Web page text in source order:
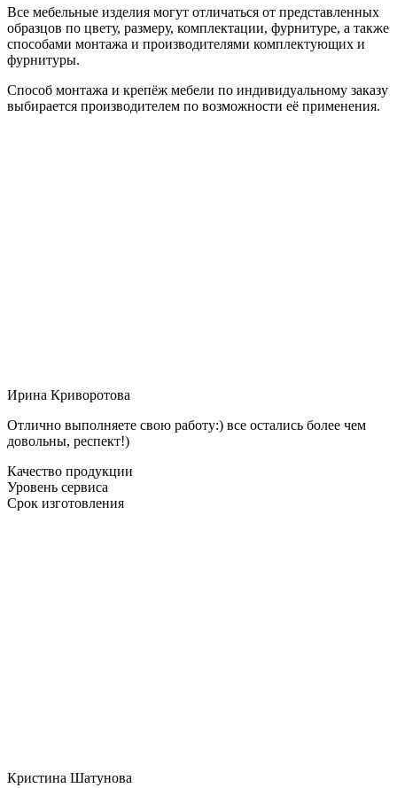
Все мебельные изделия могут отличаться от представленных
образцов по цвету, размеру, комплектации, фурнитуре, а также
способами монтажа и производителями комплектующих и
фурнитуры.
Способ монтажа и крепёж мебели по индивидуальному заказу
выбирается производителем по возможности её применения.
Ирина Криворотова
Отлично выполняете свою работу:) все остались более чем
довольны, респект!)
Качество продукции
Уровень сервиса
Срок изготовления
Кристина Шатунова